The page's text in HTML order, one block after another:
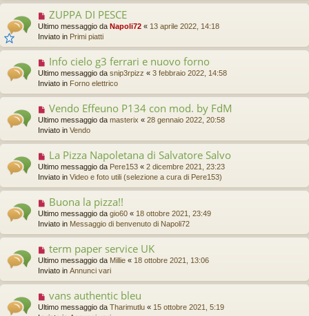
m
e
s
s
a
g
g
o
N
u
o
m
e
s
s
a
g
g
o
ZUPPA DI PESCE
Ultimo messaggio da Napoli72 « 13 aprile 2022, 14:18
Inviato in Primi piatti
N
u
o
m
e
s
s
a
g
g
o
Info cielo g3 ferrari e nuovo forno
Ultimo messaggio da snip3rpizz « 3 febbraio 2022, 14:58
Inviato in Forno elettrico
N
u
o
m
e
s
s
a
g
g
o
Vendo Effeuno P134 con mod. by FdM
Ultimo messaggio da masterix « 28 gennaio 2022, 20:58
Inviato in Vendo
N
u
o
m
e
s
s
a
g
g
o
La Pizza Napoletana di Salvatore Salvo
Ultimo messaggio da Pere153 « 2 dicembre 2021, 23:23
Inviato in Video e foto utili (selezione a cura di Pere153)
N
u
o
m
e
s
s
a
g
g
Buona la pizza!!
Ultimo messaggio da gio60 « 18 ottobre 2021, 23:49
Inviato in Messaggio di benvenuto di Napoli72
N
u
o
m
e
term paper service UK
Ultimo messaggio da Millie « 18 ottobre 2021, 13:06
Inviato in Annunci vari
N
u
o
vans authentic bleu
Ultimo messaggio da Tharimutlu « 15 ottobre 2021, 5:19